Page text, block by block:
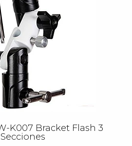
K007 Bracket Flash 3
Secciones